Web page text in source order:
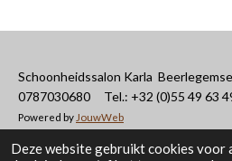
Deze website gebruikt cookies voor
Schoonheidssalon Karla
0787030680 Tel.: +32 (0)55 49 63
Powered by JouwWeb